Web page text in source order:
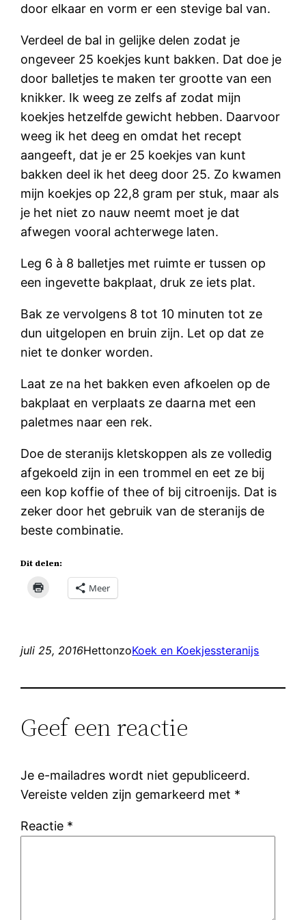
door elkaar en vorm er een stevige bal van.
Verdeel de bal in gelijke delen zodat je
ongeveer 25 koekjes kunt bakken. Dat doe je
door balletjes te maken ter grootte van een
knikker. Ik weeg ze zelfs af zodat mijn
koekjes hetzelfde gewicht hebben. Daarvoor
weeg ik het deeg en omdat het recept
aangeeft, dat je er 25 koekjes van kunt
bakken deel ik het deeg door 25. Zo kwamen
mijn koekjes op 22,8 gram per stuk, maar als
je het niet zo nauw neemt moet je dat
afwegen vooral achterwege laten.
Leg 6 à 8 balletjes met ruimte er tussen op
een ingevette bakplaat, druk ze iets plat.
Bak ze vervolgens 8 tot 10 minuten tot ze
dun uitgelopen en bruin zijn. Let op dat ze
niet te donker worden.
Laat ze na het bakken even afkoelen op de
bakplaat en verplaats ze daarna met een
paletmes naar een rek.
Doe de steranijs kletskoppen als ze volledig
afgekoeld zijn in een trommel en eet ze bij
een kop koffie of thee of bij citroenijs. Dat is
zeker door het gebruik van de steranijs de
beste combinatie.
Dit delen:
Meer
juli 25, 2016HettonzoKoek en Koekjessteranijs
Geef een reactie
Je e-mailadres wordt niet gepubliceerd.
Vereiste velden zijn gemarkeerd met *
Reactie *